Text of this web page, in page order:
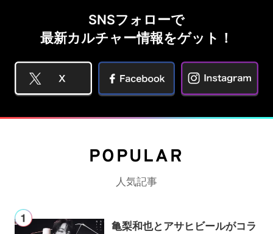
SNSフォローで
最新カルチャー情報をゲット！
POPULAR
人気記事
亀梨和也とアサヒビールがコラ